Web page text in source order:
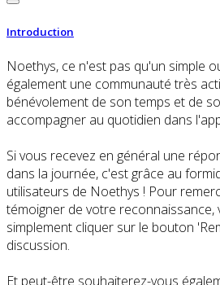
Introduction
Noethys, ce n'est pas qu'un simple
également une communauté très
bénévolement de son temps et de
accompagner au quotidien dans
Si vous recevez en général une
dans la journée, c'est grâce au
utilisateurs de Noethys ! Pour
témoigner de votre reconnaissance,
simplement cliquer sur le bouton
discussion.
Et peut-être souhaiterez-vous